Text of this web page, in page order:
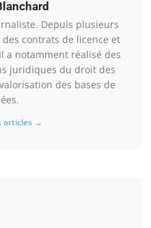
Depuis plusieurs
contrats de licence et
a notamment réalisé des
juridiques du droit des
des bases de
articles →